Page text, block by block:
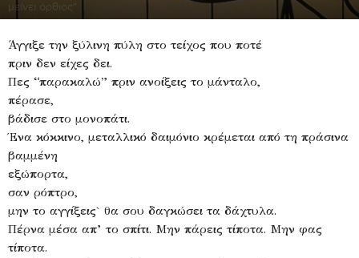
μείνει όρθιος"
Άγγιξε την ξύλινη πύλη στο τείχος που ποτέ
πριν δεν είχες δει.
Πες “παρακαλώ” πριν ανοίξεις το μάνταλο,
πέρασε,
βάδισε στο μονοπάτι.
Ένα κόκκινο, μεταλλικό δαιμόνιο κρέμεται από τη πράσινα
βαμμένη
εξώπορτα,
σαν ρόπτρο,
μην το αγγίξεις` θα σου δαγκώσει τα δάχτυλα.
Πέρνα μέσα απ’ το σπίτι. Μην πάρεις τίποτα. Μην φας
τίποτα.